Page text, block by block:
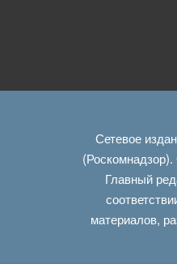
Сетевое
Главный
материалов,